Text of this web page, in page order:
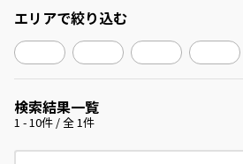
検索結果一覧
1 -10件 / 全1件
エリアで絞り込む